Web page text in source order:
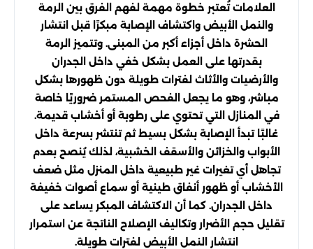
العلامات تُعتبر خطوة مهمة لفهم الفرق بين الرمة
والنمل الأبيض واكتشاف الإصابة مبكرًا قبل انتشار
الحشرة داخل أجزاء أكبر من المبنى. وتتميز الرمة
بقدرتها على العمل بشكل خفي داخل الجدران
والأرضيات والأثاث لفترات طويلة دون ظهورها بشكل
مباشر، وهو ما يجعل الفحص المستمر ضروريًا خاصة
في المنازل التي تحتوي على رطوبة أو أخشاب قديمة.
غالبًا تبدأ الإصابة بشكل بسيط ثم تنتشر بسرعة داخل
الأبواب والخزائن والأسقف الخشبية، لذلك يُنصح بعدم
تجاهل أي تغيرات غير طبيعية داخل المنزل مثل ضعف
الأخشاب أو ظهور أنفاق طينية أو سماع أصوات خفيفة
داخل الجدران. كما أن الاكتشاف المبكر يساعد على
تقليل حجم الأضرار وتكاليف الإصلاح الناتجة عن استمرار
انتشار النمل الأبيض لفترات طويلة.